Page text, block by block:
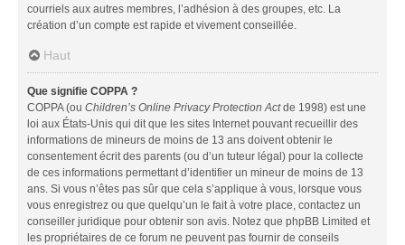
courriels aux autres membres, l’adhésion à des groupes, etc. La
création d’un compte est rapide et vivement conseillée.
Haut
Que signifie COPPA ?
COPPA (ou Children’s Online Privacy Protection Actde 1998) est une
loi aux États-Unis qui dit que les sites Internet pouvant recueillir des
informations de mineurs de moins de 13 ans doivent obtenir le
consentement écrit des parents (ou d’un tuteur légal) pour la collecte
de ces informations permettant d’identifier un mineur de moins de 13
ans. Si vous n’êtes pas sûr que cela s’applique à vous, lorsque vous
vous enregistrez ou que quelqu’un le fait à votre place, contactez un
conseiller juridique pour obtenir son avis. Notez que phpBB Limited et
les propriétaires de ce forum ne peuvent pas fournir de conseils